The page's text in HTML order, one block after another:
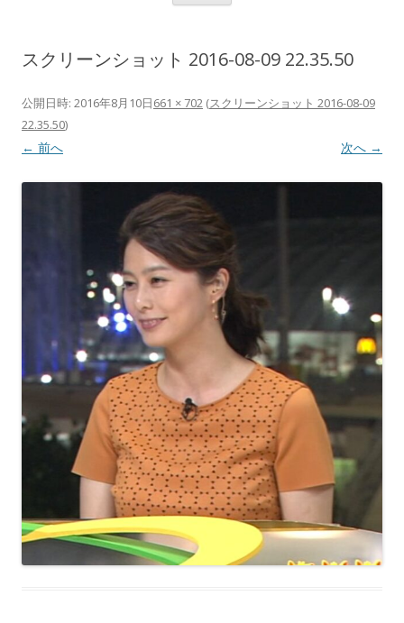
ス
プ
スクリーンショット 2016-08-09 22.35.50
公開日時: 2016年8月10日661 × 702 (スクリーンショット 2016-08-09
22.35.50)
← 前へ 次へ →